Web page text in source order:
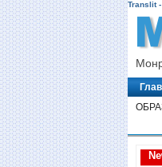
Translit